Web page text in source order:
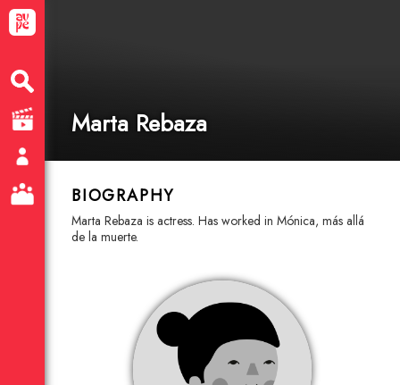
Marta Rebaza
BIOGRAPHY
Marta Rebaza is actress. Has worked in Mónica, más allá
de la muerte.